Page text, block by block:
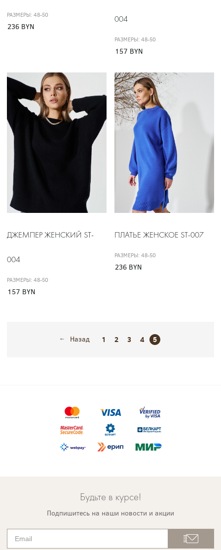
РАЗМЕРЫ: 48-50
236 BYN
004
РАЗМЕРЫ: 48-50
157 BYN
ДЖЕМПЕР ЖЕНСКИЙ ST-
004
РАЗМЕРЫ: 48-50
157 BYN
ПЛАТЬЕ ЖЕНСКОЕ ST-007
РАЗМЕРЫ: 48-50
236 BYN
Назад 1 2 3 4 5
Будьте в курсе!
Подпишитесь на наши новости и акции